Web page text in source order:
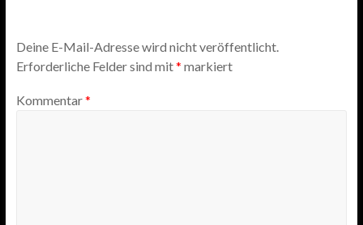
Deine E-Mail-Adresse wird nicht veröffentlicht.
Erforderliche Felder sind mit* markiert
Kommentar*